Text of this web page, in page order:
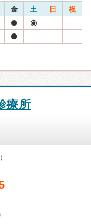
金 土 日 祝
療所